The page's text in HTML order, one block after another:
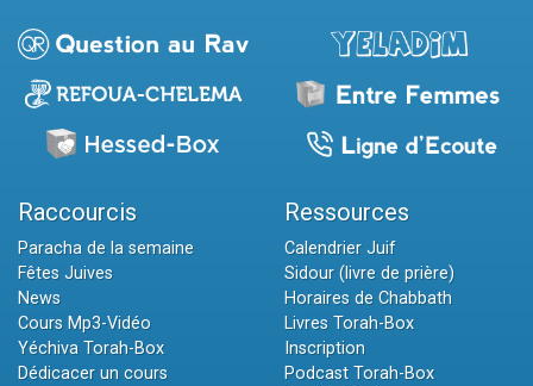
Raccourcis
Paracha de la semaine
Fêtes Juives
News
Cours Mp3-Vidéo
Yéchiva Torah-Box
Dédicacer un cours
Ressources
Calendrier Juif
Sidour (livre de prière)
Horaires de Chabbath
Livres Torah-Box
Inscription
Podcast Torah-Box